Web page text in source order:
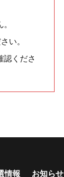
い。
認くださ
情報 お知らせ